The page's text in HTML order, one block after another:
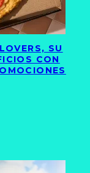
SU
CON